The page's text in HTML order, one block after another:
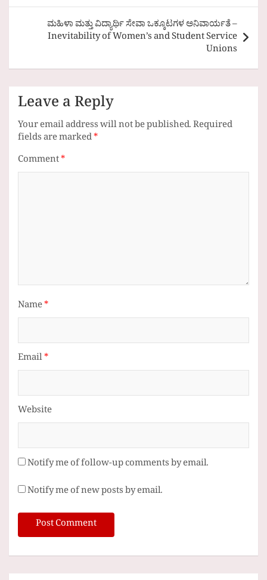
ಮಹಿಳಾ ಮತ್ತು ವಿದ್ಯಾರ್ಥಿ ಸೇವಾ ಒಕ್ಕೂಟಗಳ ಅನಿವಾರ್ಯತೆ –
Inevitability of Women’s and Student Service
Unions
Leave a Reply
Your email address will not be published.Required
fields are marked*
Comment*
Name*
Email*
Website
Notify me of follow-up comments by email.
Notify me of new posts by email.